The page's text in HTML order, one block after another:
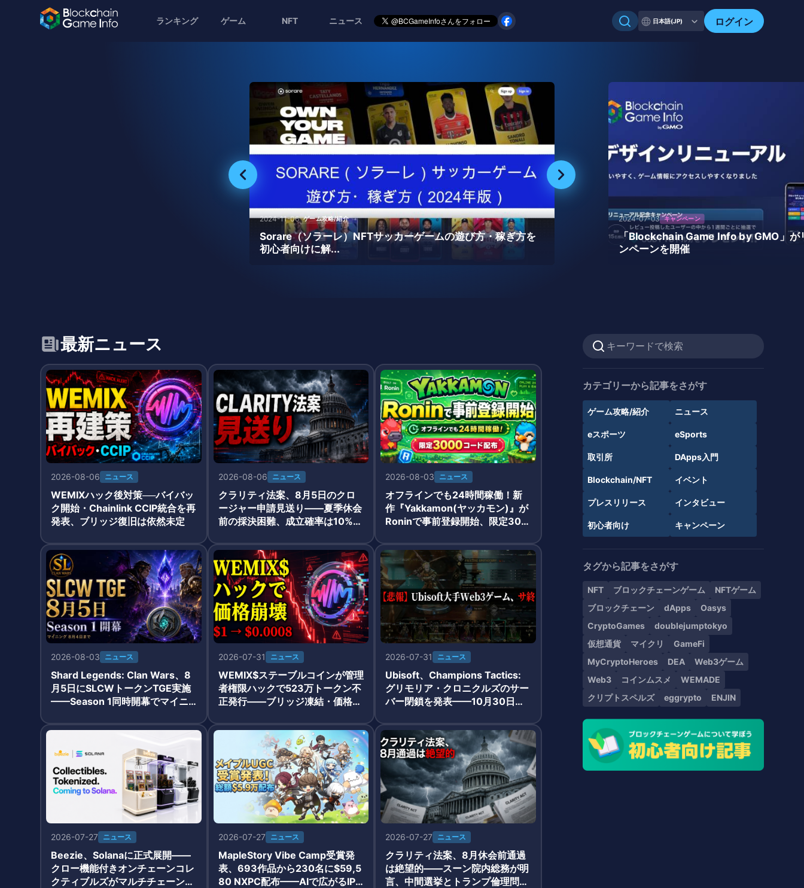
ランキング ゲーム NFT ニュース 日本語(JP) ログイン
2024-11-06 ゲーム攻略/紹介
Sorare（ソラーレ）NFTサッカーゲームの遊び方・稼ぎ方を
初心者向けに解...
2024-07-03 キャンペーン
「Blockchain Game Info by GMO」が
ンペーンを開催
最新ニュース
2026-08-06 ニュース
WEMIXハック後対策──バイバッ
ク開始・Chainlink CCIP統合を再
発表、ブリッジ復旧は依然未定
2026-08-06 ニュース
クラリティ法案、8月5日のクロ
ージャー申請見送り——夏季休会
前の採決困難、成立確率は10%台
2026-08-03 ニュース
オフラインでも24時間稼働！新
作『Yakkamon(ヤッカモン)』が
Roninで事前登録開始、限定300
2026-08-03 ニュース
Shard Legends: Clan Wars、8
月5日にSLCWトークンTGE実施
——Season 1同時開幕でマイニ
2026-07-31 ニュース
WEMIX$ステーブルコインが管理
者権限ハックで523万トークン不
正発行——ブリッジ凍結・価格が
2026-07-31 ニュース
Ubisoft、Champions Tactics:
グリモリア・クロニクルズのサー
バー閉鎖を発表——10月30日終
事例に
2026-07-27 ニュース
Beezie、Solanaに正式展開——
クロー機能付きオンチェーンコレ
クティブルズがマルチチェーン
2026-07-27 ニュース
MapleStory Vibe Camp受賞発
表、693作品から230名に$59,5
80 NXPC配布——AIで広がるIP×
2026-07-27 ニュース
クラリティ法案、8月休会前通過
は絶望的——スーン院内総務が明
言、中間選挙とトランプ倫理問題
カテゴリーから記事をさがす
ゲーム攻略/紹介 ニュース
eスポーツ eSports
取引所 DApps入門
Blockchain/NFT イベント
プレスリリース インタビュー
初心者向け キャンペーン
タグから記事をさがす
NFT ブロックチェーンゲーム
NFTゲーム
ブロックチェーン
dApps
Oasys
CryptoGames
doublejumptokyo
仮想通貨
マイクリ
GameFi
MyCryptoHeroes
DEA
Web3ゲーム
Web3
コインムスメ
WEMADE
クリプトスペルズ
eggrypto ENJIN